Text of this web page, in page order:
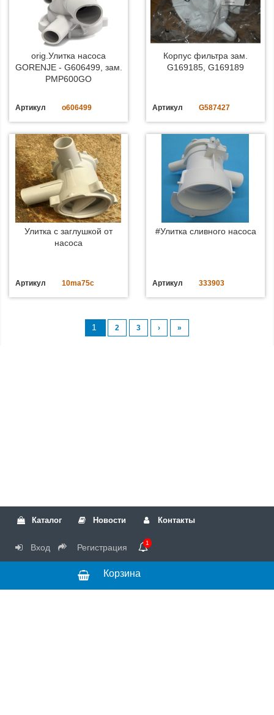
orig.Улитка насоса
GORENJE - G606499, зам.
PMP600GO
Артикул o606499
Корпус фильтра зам.
G169185, G169189
Артикул G587427
Улитка с заглушкой от
насоса
Артикул 10ma75c
#Улитка сливного насоса
Артикул 333903
1 2 3 › »
Каталог Новости Контакты
Вход Регистрация 1
Корзина